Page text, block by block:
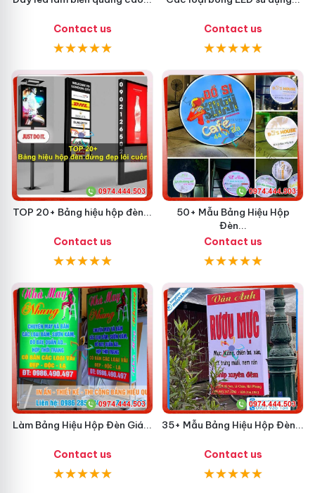
Contact us Contact us
TOP 20+ Bảng hiệu hộp đèn...
Contact us
50+ Mẫu Bảng Hiệu Hộp
Đèn...
Contact us
Làm Bảng Hiệu Hộp Đèn Giá...
Contact us
35+ Mẫu Bảng Hiệu Hộp Đèn...
Contact us